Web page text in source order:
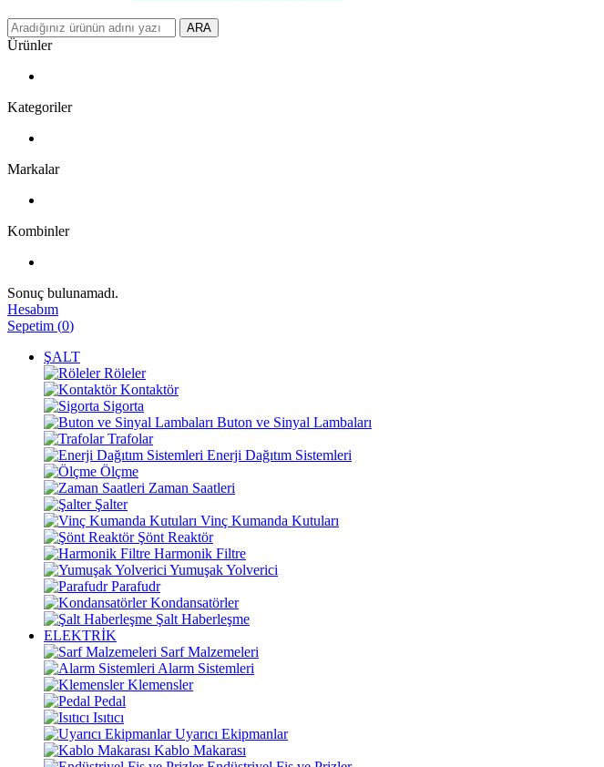
ARA
Ürünler
Kategoriler
Markalar
Kombinler
Sonuç bulunamadı.
Hesabım
Sepetim (0)
ŞALT
Röleler
Kontaktör
Sigorta
Buton ve Sinyal Lambaları
Trafolar
Enerji Dağıtım Sistemleri
Ölçme
Zaman Saatleri
Şalter
Vinç Kumanda Kutuları
Şönt Reaktör
Harmonik Filtre
Yumuşak Yolverici
Parafudr
Kondansatörler
Şalt Haberleşme
ELEKTRİK
Sarf Malzemeleri
Alarm Sistemleri
Klemensler
Pedal
Isıtıcı
Uyarıcı Ekipmanlar
Kablo Makarası